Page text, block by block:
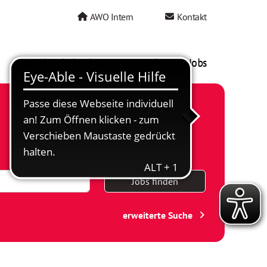
AWO Intern Kontakt
AWO als Arbeitgeber Mein AWO Jobs
Jobs finden
erweiterte Suche